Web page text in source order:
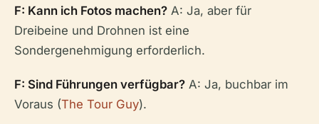
F: Kann ich Fotos machen? A: Ja, aber für
Dreibeine und Drohnen ist eine
Sondergenehmigung erforderlich.
F: Sind Führungen verfügbar? A: Ja, buchbar im
Voraus (The Tour Guy).